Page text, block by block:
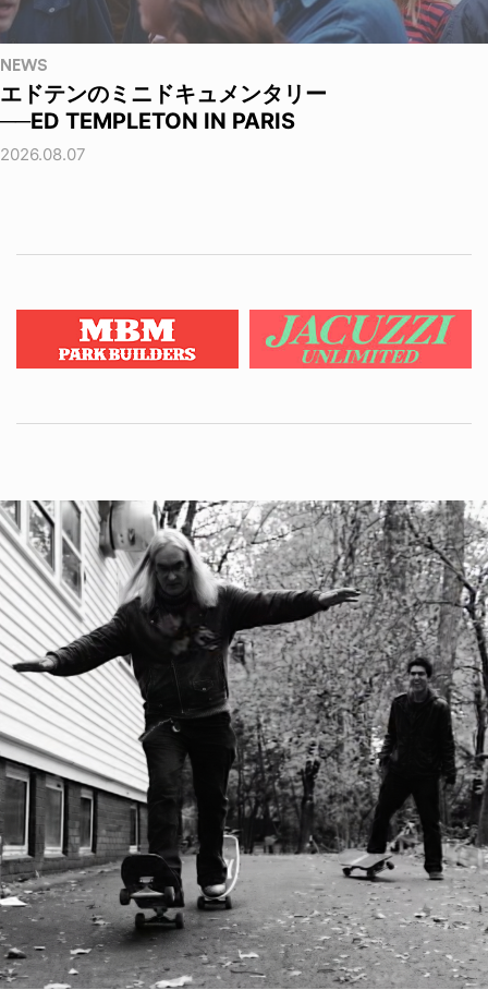
NEWS
エドテンのミニドキュメンタリー
──ED TEMPLETON IN PARIS
2026.08.07